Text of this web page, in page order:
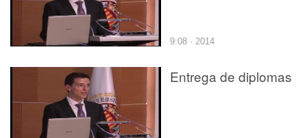
9:08 · 2014
Entrega de diplomas